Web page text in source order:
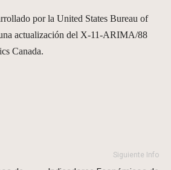
por la United States Bureau of
actualización del X-11-ARIMA/88
Canada.
Siguiente Info